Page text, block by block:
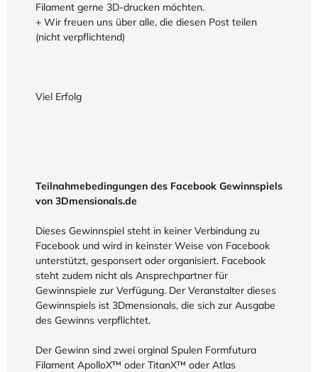
Filament gerne 3D-drucken möchten.
+ Wir freuen uns über alle, die diesen Post teilen
(nicht verpflichtend)
Viel Erfolg
Teilnahmebedingungen des Facebook Gewinnspiels
von 3Dmensionals.de
Dieses Gewinnspiel steht in keiner Verbindung zu
Facebook und wird in keinster Weise von Facebook
unterstützt, gesponsert oder organisiert. Facebook
steht zudem nicht als Ansprechpartner für
Gewinnspiele zur Verfügung. Der Veranstalter dieses
Gewinnspiels ist 3Dmensionals, die sich zur Ausgabe
des Gewinns verpflichtet.
Der Gewinn sind zwei orginal Spulen Formfutura
Filament ApolloX™ oder TitanX™ oder Atlas